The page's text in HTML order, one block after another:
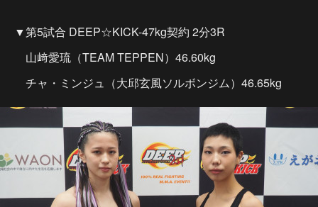
▼第5試合 DEEP☆KICK-47kg契約 2分3R
山﨑愛琉（TEAM TEPPEN）46.60kg
チャ・ミンジュ（大邱玄風ソルボンジム）46.65kg